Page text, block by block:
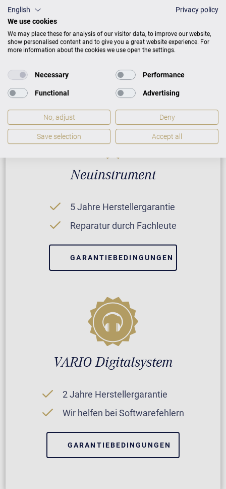
PREISLISTE HERUNTERLADEN
Neuinstrument
5 Jahre Herstellergarantie
Reparatur durch Fachleute
GARANTIEBEDINGUNGEN
VARIO Digitalsystem
2 Jahre Herstellergarantie
Wir helfen bei Softwarefehlern
GARANTIEBEDINGUNGEN
English
Privacy policy
We use cookies
We may place these for analysis of our visitor data, to improve our website,
show personalised content and to give you a great website experience. For
more information about the cookies we use open the settings.
Necessary Performance
Functional Advertising
No, adjust Deny
Save selection Accept all